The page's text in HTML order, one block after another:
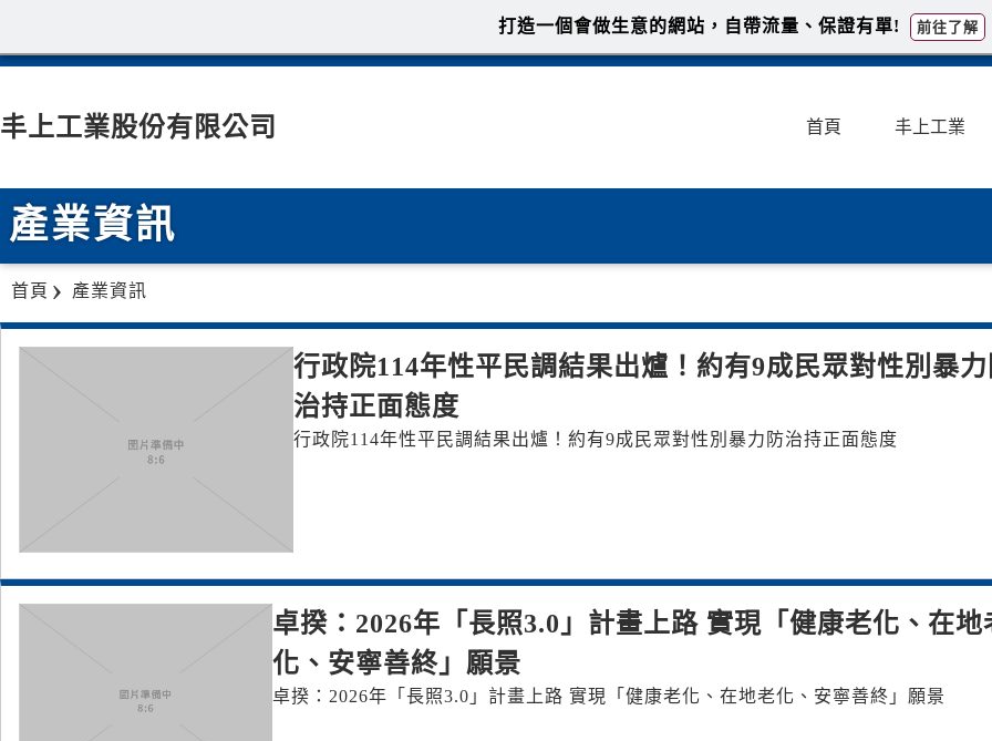
丰上工業股份有限公司 首頁 丰上工業
產業資訊
首頁 產業資訊
行政院114年性平民調結果出爐！約有9成民眾對性別暴
治持正面態度
行政院114年性平民調結果出爐！約有9成民眾對性別暴力防治持正面態度
卓揆：2026年「長照3.0」計畫上路 實現「健康老化、在地
化、安寧善終」願景
卓揆：2026年「長照3.0」計畫上路 實現「健康老化、在地老化、安寧善終」願景
打造一個會做生意的網站，自帶流量、保證有單! 前往了解